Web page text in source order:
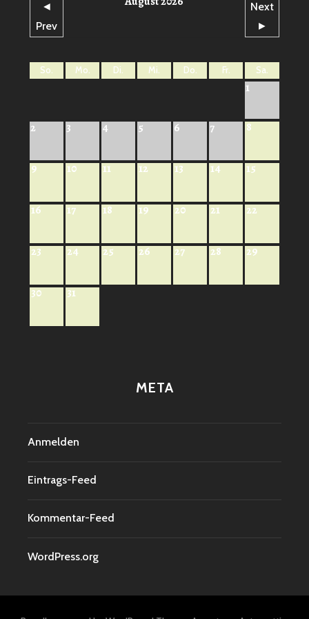
◄
Prev
Next
►
So. Mo. Di. Mi. Do. Fr. Sa.
1
2 3 4 5 6 7 8
9 10 11 12 13 14 15
16 17 18 19 20 21 22
23 24 25 26 27 28 29
30 31
META
Anmelden
Eintrags-Feed
Kommentar-Feed
WordPress.org